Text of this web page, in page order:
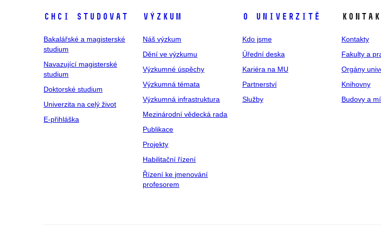
Chci studovat
Bakalářské a magisterské
studium
Navazující magisterské
studium
Doktorské studium
Univerzita na celý život
E-přihláška
Výzkum
Náš výzkum
Dění ve výzkumu
Výzkumné úspěchy
Výzkumná témata
Výzkumná infrastruktura
Mezinárodní vědecká rada
Publikace
Projekty
Habilitační řízení
Řízení ke jmenování
profesorem
O univerzitě
Kdo jsme
Úřední deska
Kariéra na MU
Partnerství
Služby
Kontakty
Fakulty a
Orgány
Knihovny
Budovy a